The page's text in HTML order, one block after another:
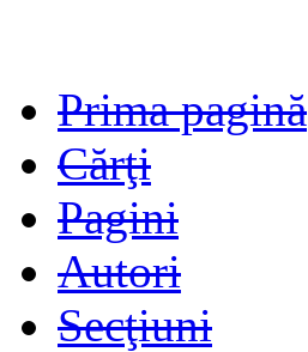
Prima pagină
Cărţi
Pagini
Autori
Secţiuni